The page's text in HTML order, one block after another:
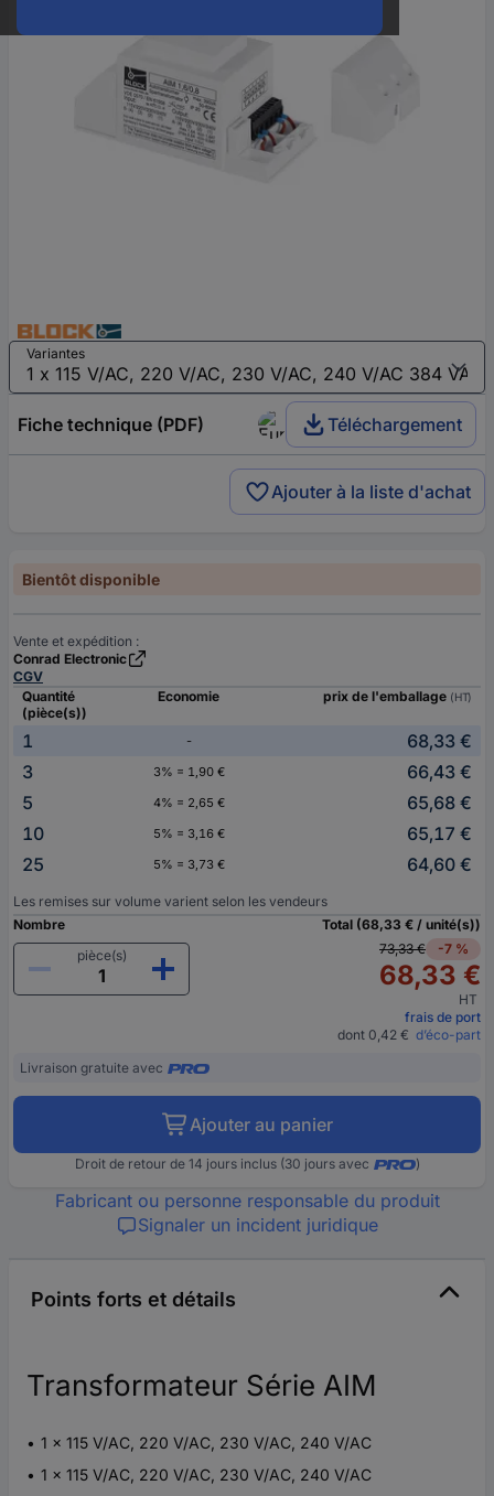
Variantes
Fiche technique (PDF) Téléchargement
Ajouter à la liste d'achat
Bientôt disponible
Vente et expédition :
Conrad Electronic
CGV
Quantité
(pièce(s))
Economie prix de l'emballage (HT)
1 -
68,33 €
3
3% = 1,90 €
66,43 €
5
4% = 2,65 €
65,68 €
10
5% = 3,16 €
65,17 €
25
5% = 3,73 € 64,60 €
Les remises sur volume varient selon les vendeurs
Nombre
pièce(s)
Total (68,33 € / unité(s))
73,33 €
-7 %
68,33 €
HT
frais de port
dont 0,42 € d’éco-part
Livraison gratuite avec
Ajouter au panier
Droit de retour de 14 jours inclus (30 jours avec )
Fabricant ou personne responsable du produit
Signaler un incident juridique
Points forts et détails
Transformateur Série AIM
1 x 115 V/AC, 220 V/AC, 230 V/AC, 240 V/AC
1 x 115 V/AC, 220 V/AC, 230 V/AC, 240 V/AC